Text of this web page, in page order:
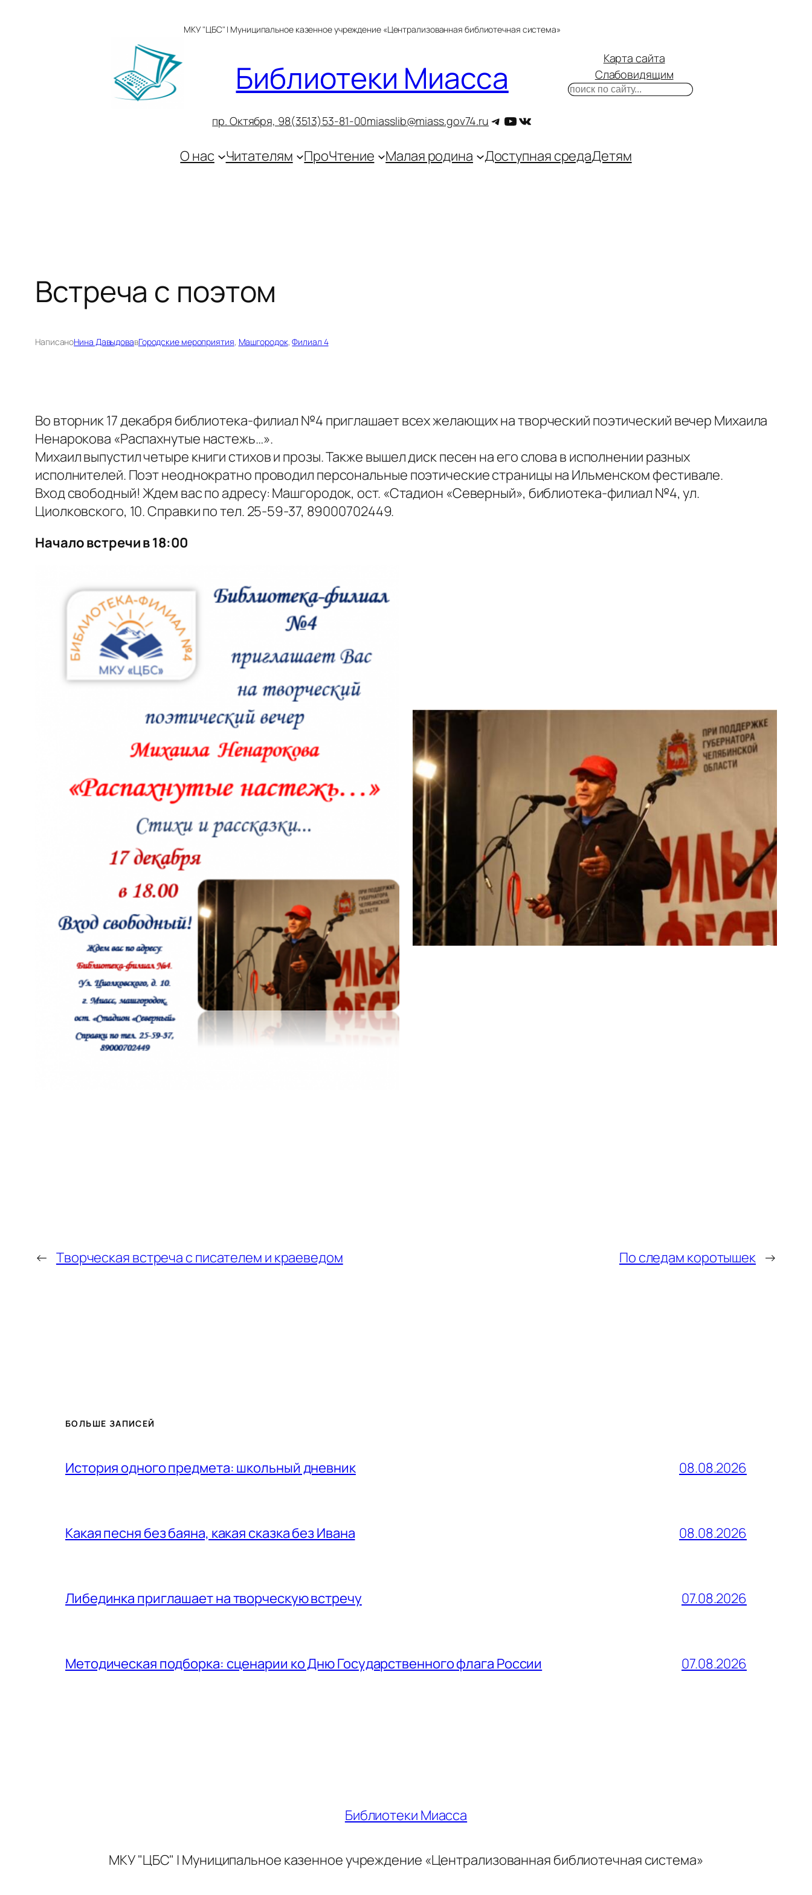
МКУ "ЦБС" | Муниципальное казенное учреждение «Централизованная библиотечная система»
Библиотеки Миасса
пр. Октября, 98(3513)53-81-00miasslib@miass.gov74.ru Telegram
YouTube
ВКонтакте
Карта сайта
Слабовидящим
Поиск
О нас Читателям ПроЧтение Малая родина Доступная средаДетям
Встреча с поэтом
НаписаноНина ДавыдовавГородские мероприятия, Машгородок, Филиал 4
Во вторник 17 декабря библиотека-филиал №4 приглашает всех желающих на творческий поэтический вечер Михаила
Ненарокова «Распахнутые настежь…».
Михаил выпустил четыре книги стихов и прозы. Также вышел диск песен на его слова в исполнении разных
исполнителей. Поэт неоднократно проводил персональные поэтические страницы на Ильменском фестивале.
Вход свободный! Ждем вас по адресу: Машгородок, ост. «Стадион «Северный», библиотека-филиал №4, ул.
Циолковского, 10. Справки по тел. 25-59-37, 89000702449.
Начало встречи в 18:00
← Творческая встреча с писателем и краеведом По следам коротышек →
БОЛЬШЕ ЗАПИСЕЙ
История одного предмета: школьный дневник 08.08.2026
Какая песня без баяна, какая сказка без Ивана 08.08.2026
Либединка приглашает на творческую встречу 07.08.2026
Методическая подборка: сценарии ко Дню Государственного флага России 07.08.2026
Библиотеки Миасса
МКУ "ЦБС" | Муниципальное казенное учреждение «Централизованная библиотечная система»